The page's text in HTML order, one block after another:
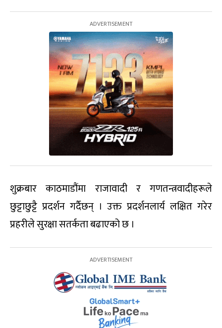
शुक्रबार काठमाडौंमा राजावादी र गणतन्त्रवादीहरूले
छुट्टाछुट्टै प्रदर्शन गर्दैछन् । उक्त प्रदर्शनलार्य लक्षित गरेर
प्रहरीले सुरक्षा सतर्कता बढाएको छ ।